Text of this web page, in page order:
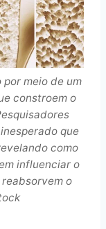
meio de um
constroem o
que
como
influenciar o
o